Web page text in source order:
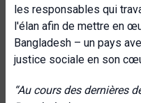
les responsables qui
l'élan afin de mettre en
Bangladesh – un pays
justice sociale en son
“Au cours des dernières